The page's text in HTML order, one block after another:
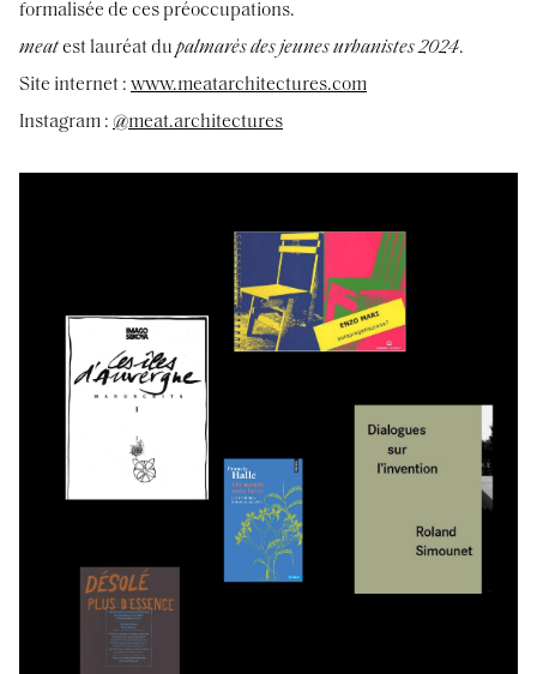
formalisée de ces préoccupations.
meatest lauréat du palmarès des jeunes urbanistes 2024.
Site internet : www.meatarchitectures.com
Instagram : @meat.architectures